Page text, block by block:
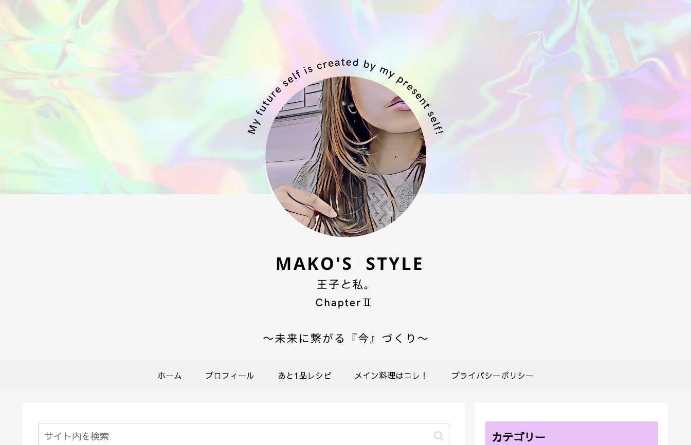
ホーム プロフィール あと1品レシピ メイン料理はコレ！ プライバシーポリシー
カテゴリー